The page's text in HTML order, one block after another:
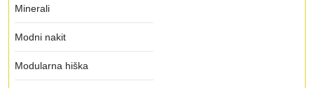
Minerali
Modni nakit
Modularna hiška